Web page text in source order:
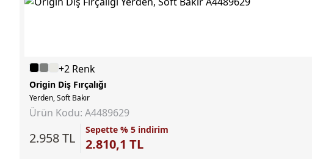
+2 Renk
Origin Diş Fırçalığı
Yerden, Soft Bakır
Ürün Kodu: A4489629
2.958 TL
Sepette % 5 indirim
2.810,1 TL